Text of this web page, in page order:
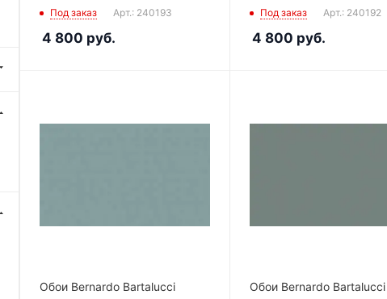
Под заказ Арт.: 240193
4 800 руб.
Под заказ Арт.: 240192
4 800 руб.
Обои Bernardo Bartalucci
Обои Bernardo Bartalucci